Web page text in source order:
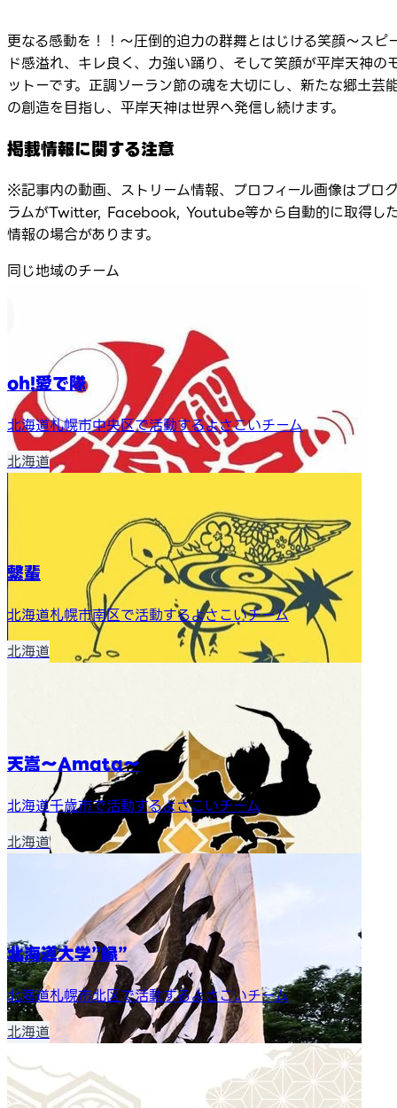
更なる感動を！！～圧倒的迫力の群舞とはじける笑顔～スピ
ド感溢れ、キレ良く、力強い踊り、そして笑顔が平岸天神の
ットーです。正調ソーラン節の魂を大切にし、新たな郷土芸
の創造を目指し、平岸天神は世界へ発信し続けます。
掲載情報に関する注意
※記事内の動画、ストリーム情報、プロフィール画像はプロ
ラムがTwitter, Facebook, Youtube等から自動的に取得し
情報の場合があります。
同じ地域のチーム
oh!愛で隊
北海道札幌市中央区で活動するよさこいチーム
北海道
繋輩
北海道札幌市南区で活動するよさこいチーム
北海道
天嵩〜Amata〜
北海道千歳市で活動するよさこいチーム
北海道
北海道大学”縁”
北海道札幌市北区で活動するよさこいチーム
北海道